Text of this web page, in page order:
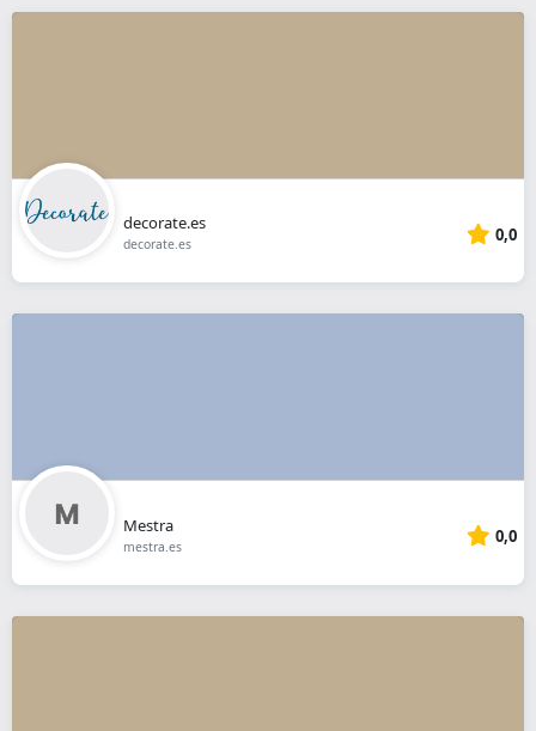
decorate.es
decorate.es 0,0
Mestra
mestra.es 0,0